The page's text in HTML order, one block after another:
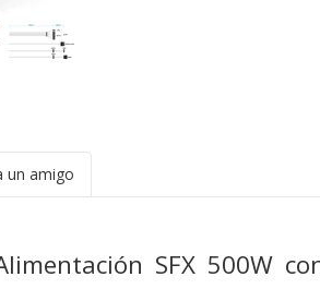
un amigo
SFX 500W